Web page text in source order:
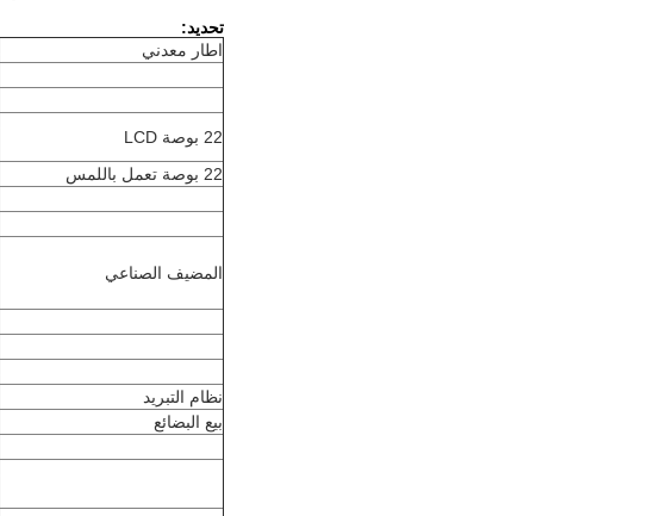
تحديد:
اطار معدني
22 بوصة LCD
22 بوصة تعمل باللمس
المضيف الصناعي
نظام التبريد
بيع البضائع